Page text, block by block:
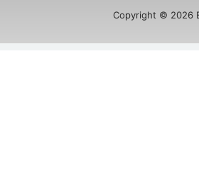
Copyright © 2026